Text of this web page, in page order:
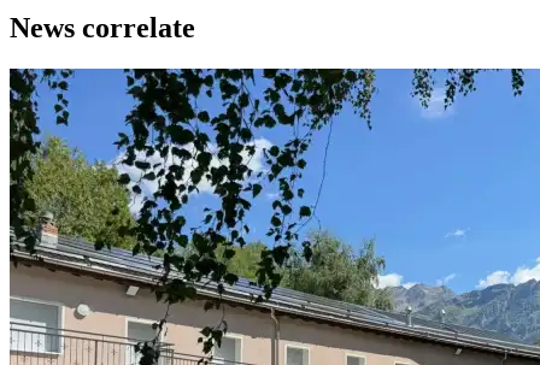
News correlate